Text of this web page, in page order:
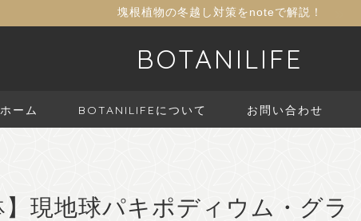
塊根植物の冬越し対策をnoteで解説！
BOTANILIFE
ホーム BOTANILIFEについて お問い合わせ
現地球パキポディウム・グラ